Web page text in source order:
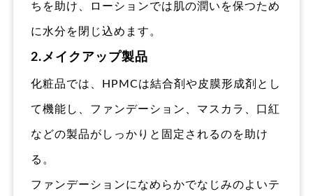
ちを助け、ローションでは肌の潤いを保つため
に水分を閉じ込めます。
2.メイクアップ製品
化粧品では、HPMCは結合剤や皮膜形成剤とし
て機能し、ファンデーション、マスカラ、口紅
などの製品がしっかりと固定されるのを助け
る。
ファンデーションになめらかでなじみのよいテ